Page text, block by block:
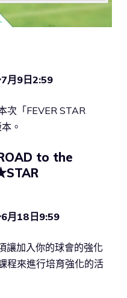
月9日2:59
次「FEVER STAR
。
to the
月18日9:59
讓加入你的球會的強化
程來進行培育強化的活